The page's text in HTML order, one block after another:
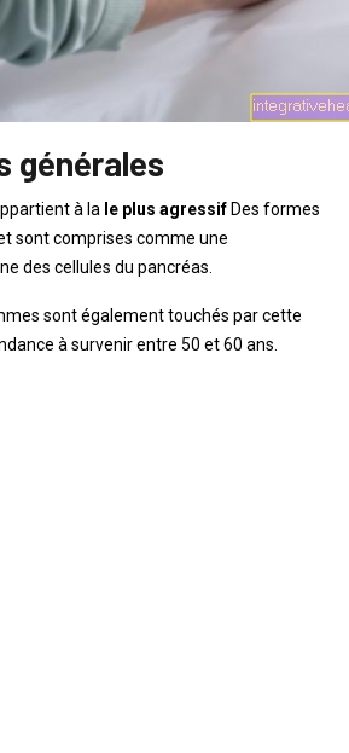
générales
à la le plus agressif Des formes
sont comprises comme une
des cellules du pancréas.
sont également touchés par cette
à survenir entre 50 et 60 ans.